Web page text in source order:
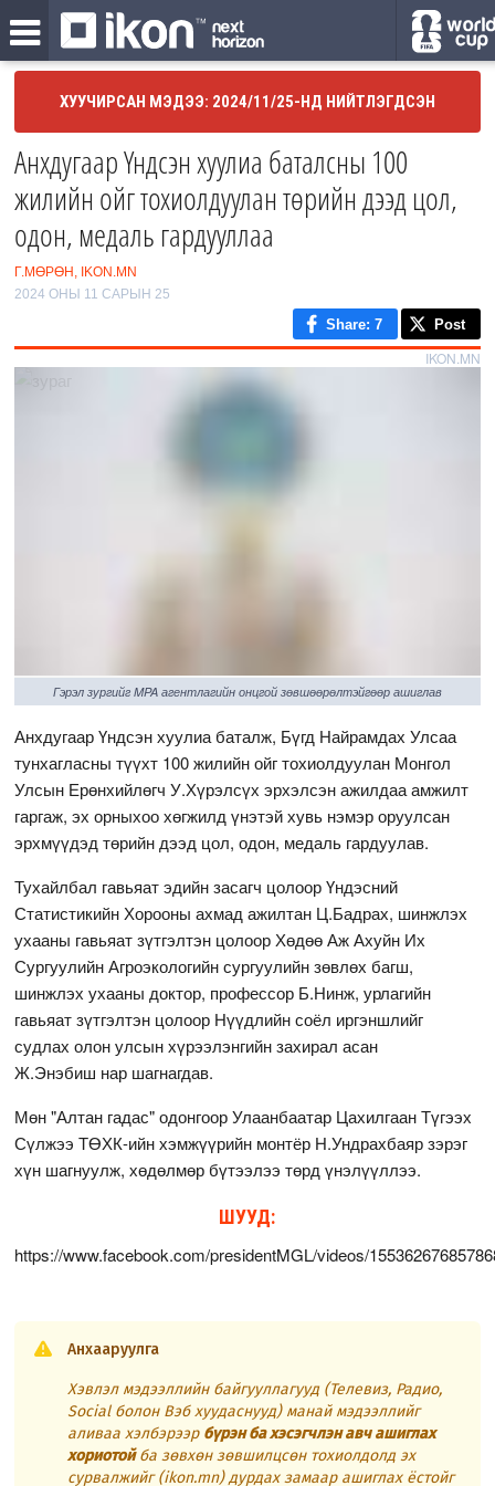
ХУУЧИРСАН МЭДЭЭ: 2024/11/25-НД НИЙТЛЭГДСЭН
Анхдугаар Үндсэн хуулиа баталсны 100
жилийн ойг тохиолдуулан төрийн дээд цол,
одон, медаль гардууллаа
Г.МӨРӨН, IKON.MN
2024 ОНЫ 11 САРЫН 25
Share: 7 Post
IKON.MN
Гэрэл зургийг MPA агентлагийн онцгой зөвшөөрөлтэйгөөр ашиглав
Анхдугаар Үндсэн хуулиа баталж, Бүгд Найрамдах Улсаа
тунхагласны түүхт 100 жилийн ойг тохиолдуулан Монгол
Улсын Ерөнхийлөгч У.Хүрэлсүх эрхэлсэн ажилдаа амжилт
гаргаж, эх орныхоо хөгжилд үнэтэй хувь нэмэр оруулсан
эрхмүүдэд төрийн дээд цол, одон, медаль гардуулав.
Тухайлбал гавьяат эдийн засагч цолоор Үндэсний
Статистикийн Хорооны ахмад ажилтан Ц.Бадрах, шинжлэх
ухааны гавьяат зүтгэлтэн цолоор Хөдөө Аж Ахуйн Их
Сургуулийн Агроэкологийн сургуулийн зөвлөх багш,
шинжлэх ухааны доктор, профессор Б.Нинж, урлагийн
гавьяат зүтгэлтэн цолоор Нүүдлийн соёл иргэншлийг
судлах олон улсын хүрээлэнгийн захирал асан
Ж.Энэбиш нар шагнагдав.
Мөн "Алтан гадас" одонгоор Улаанбаатар Цахилгаан Түгээх
Сүлжээ ТӨХК-ийн хэмжүүрийн монтёр Н.Ундрахбаяр зэрэг
хүн шагнуулж, хөдөлмөр бүтээлээ төрд үнэлүүллээ.
ШУУД:
https://www.facebook.com/presidentMGL/videos/
Анхааруулга
Хэвлэл мэдээллийн байгууллагууд (Телевиз, Радио,
Social болон Вэб хуудаснууд) манай мэдээллийг
аливаа хэлбэрээр бүрэн ба хэсэгчлэн авч ашиглах
хориотойба зөвхөн зөвшилцсөн тохиолдолд эх
сурвалжийг (ikon.mn) дурдах замаар ашиглах ёстойг